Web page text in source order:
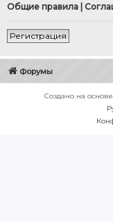
Общие правила
Регистрация
Форумы
Создано на основе